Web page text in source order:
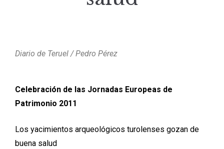
Diario de Teruel / Pedro Pérez
Celebración de las Jornadas Europeas de
Patrimonio 2011
Los yacimientos arqueológicos turolenses gozan de
buena salud